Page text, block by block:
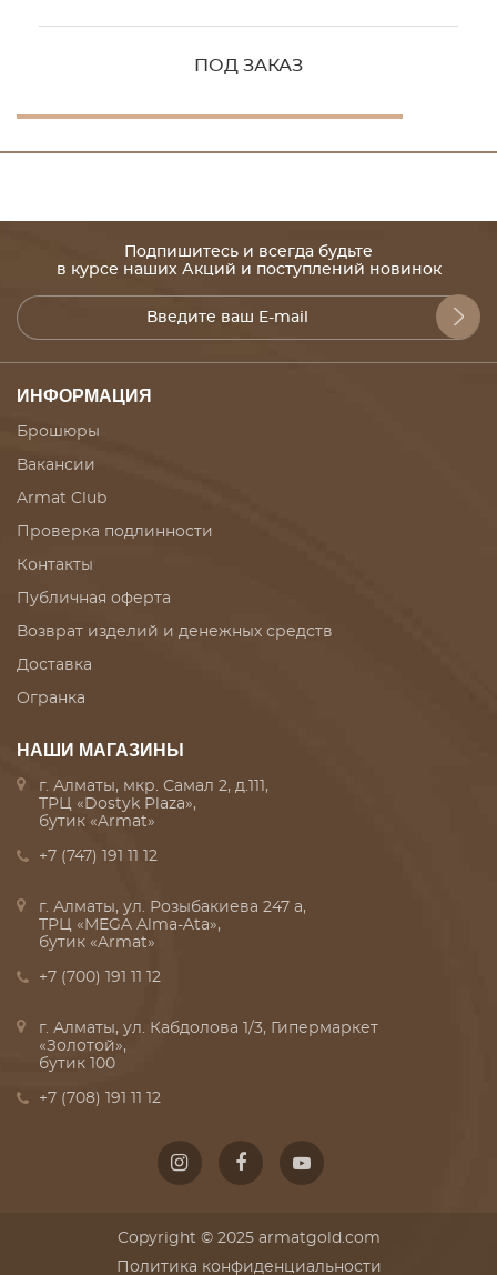
ПОД ЗАКАЗ
Подпишитесь и всегда будьте
в курсе наших Акций и поступлений новинок
ИНФОРМАЦИЯ
Брошюры
Вакансии
Armat Club
Проверка подлинности
Контакты
Публичная оферта
Возврат изделий и денежных средств
Доставка
Огранка
НАШИ МАГАЗИНЫ
г. Алматы, мкр. Самал 2, д.111,
ТРЦ «Dostyk Plaza»,
бутик «Armat»
+7 (747) 191 11 12
г. Алматы, ул. Розыбакиева 247 а,
ТРЦ «MEGA Alma-Ata»,
бутик «Armat»
+7 (700) 191 11 12
г. Алматы, ул. Кабдолова 1/3, Гипермаркет
«Золотой»,
бутик 100
+7 (708) 191 11 12
Copyright © 2025 armatgold.com
Политика конфиденциальности